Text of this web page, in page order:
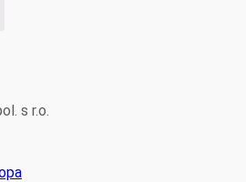
s r.o.